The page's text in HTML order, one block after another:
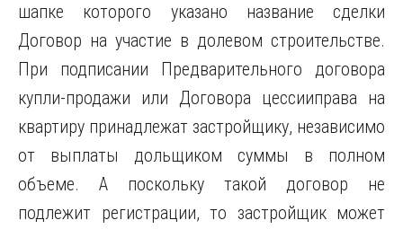
шапке которого указано название сделки
Договор на участие в долевом строительстве.
При подписании Предварительного договора
купли-продажи или Договора цессииправа на
квартиру принадлежат застройщику, независимо
от выплаты дольщиком суммы в полном
объеме. А поскольку такой договор не
подлежит регистрации, то застройщик может